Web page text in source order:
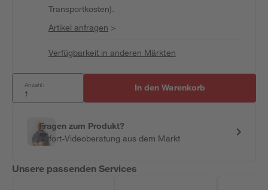
Transportkosten).
Artikel anfragen >
Verfügbarkeit in anderen Märkten
Anzahl: In den Warenkorb
Fragen zum Produkt?
Sofort-Videoberatung aus dem Markt
Unsere passenden Services